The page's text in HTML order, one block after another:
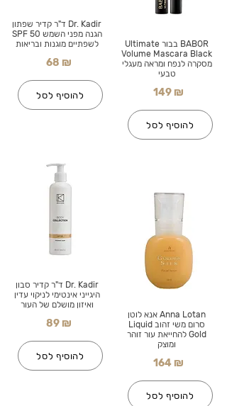
Dr. Kadir ד"ר קדיר שפתון
הגנה מפני השמש SPF 50
לשפתיים מוגנות ובריאות
68 ₪
להוסיף לסל
Dr. Kadir ד"ר קדיר סבון
היגייני אינטימי לניקוי עדין
ואיזון מושלם של העור
89 ₪
להוסיף לסל
BABOR בבור Ultimate
Volume Mascara Black
מסקרה לנפח ומראה מעגלי
טבעי
149 ₪
להוסיף לסל
Anna Lotan אנא לוטן
סרום משי זהוב Liquid
Gold להחייאת עור זוהר
ומוצק
164 ₪
להוסיף לסל